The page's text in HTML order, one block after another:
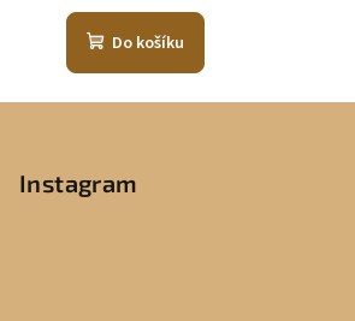
Do košíku
Instagram